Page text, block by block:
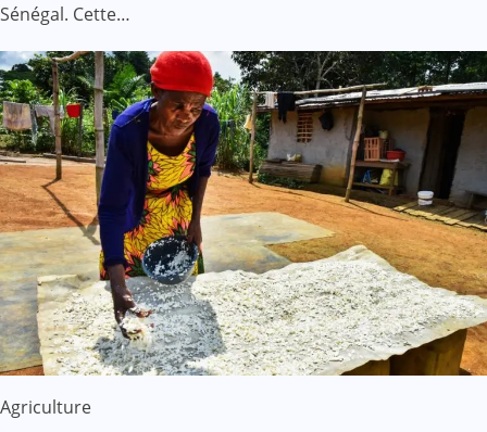
Sénégal. Cette…
Agriculture